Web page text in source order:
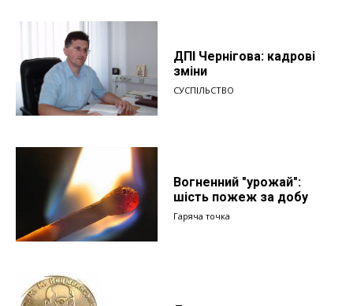
ДПІ Чернігова: кадрові
зміни
СУСПІЛЬСТВО
Вогненний "урожай":
шість пожеж за добу
Гаряча точка